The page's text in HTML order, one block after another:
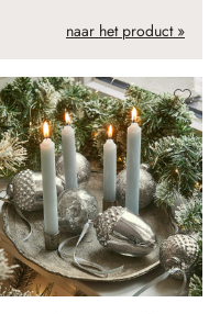
naar het product »